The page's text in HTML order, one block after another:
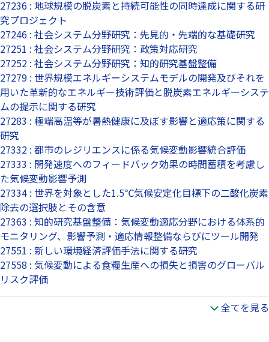
27236 : 地球規模の脱炭素と持続可能性の同時達成に関する研
究プロジェクト
27246 : 社会システム分野研究：先見的・先端的な基礎研究
27251 : 社会システム分野研究：政策対応研究
27252 : 社会システム分野研究：知的研究基盤整備
27279 : 世界規模エネルギーシステムモデルの開発及びそれを
用いた革新的なエネルギー技術評価と脱炭素エネルギーシステ
ムの提示に関する研究
27283 : 極端高温等が暑熱健康に及ぼす影響と適応策に関する
研究
27332 : 都市のレジリエンスに係る気候変動影響統合評価
27333 : 開発速度へのフィードバック効果の時間蓄積を考慮し
た気候変動影響予測
27334 : 世界を対象とした1.5℃気候安定化目標下の二酸化炭素
除去の選択肢とその含意
27363 : 知的研究基盤整備：気候変動適応分野における体系的
モニタリング、影響予測・適応情報整備ならびにツール開発
27551 : 新しい環境経済評価手法に関する研究
27558 : 気候変動による食糧生産への損失と損害のグローバル
リスク評価
全てを見る